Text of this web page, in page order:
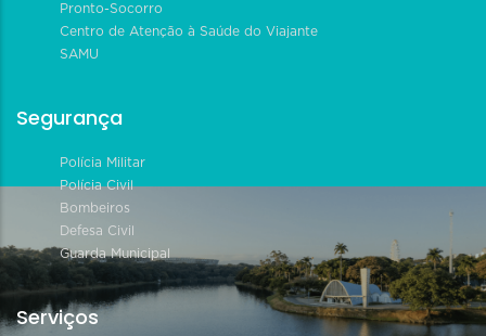
Pronto-Socorro
Centro de Atenção à Saúde do Viajante
SAMU
Segurança
Polícia Militar
Polícia Civil
Bombeiros
Defesa Civil
Guarda Municipal
Serviços